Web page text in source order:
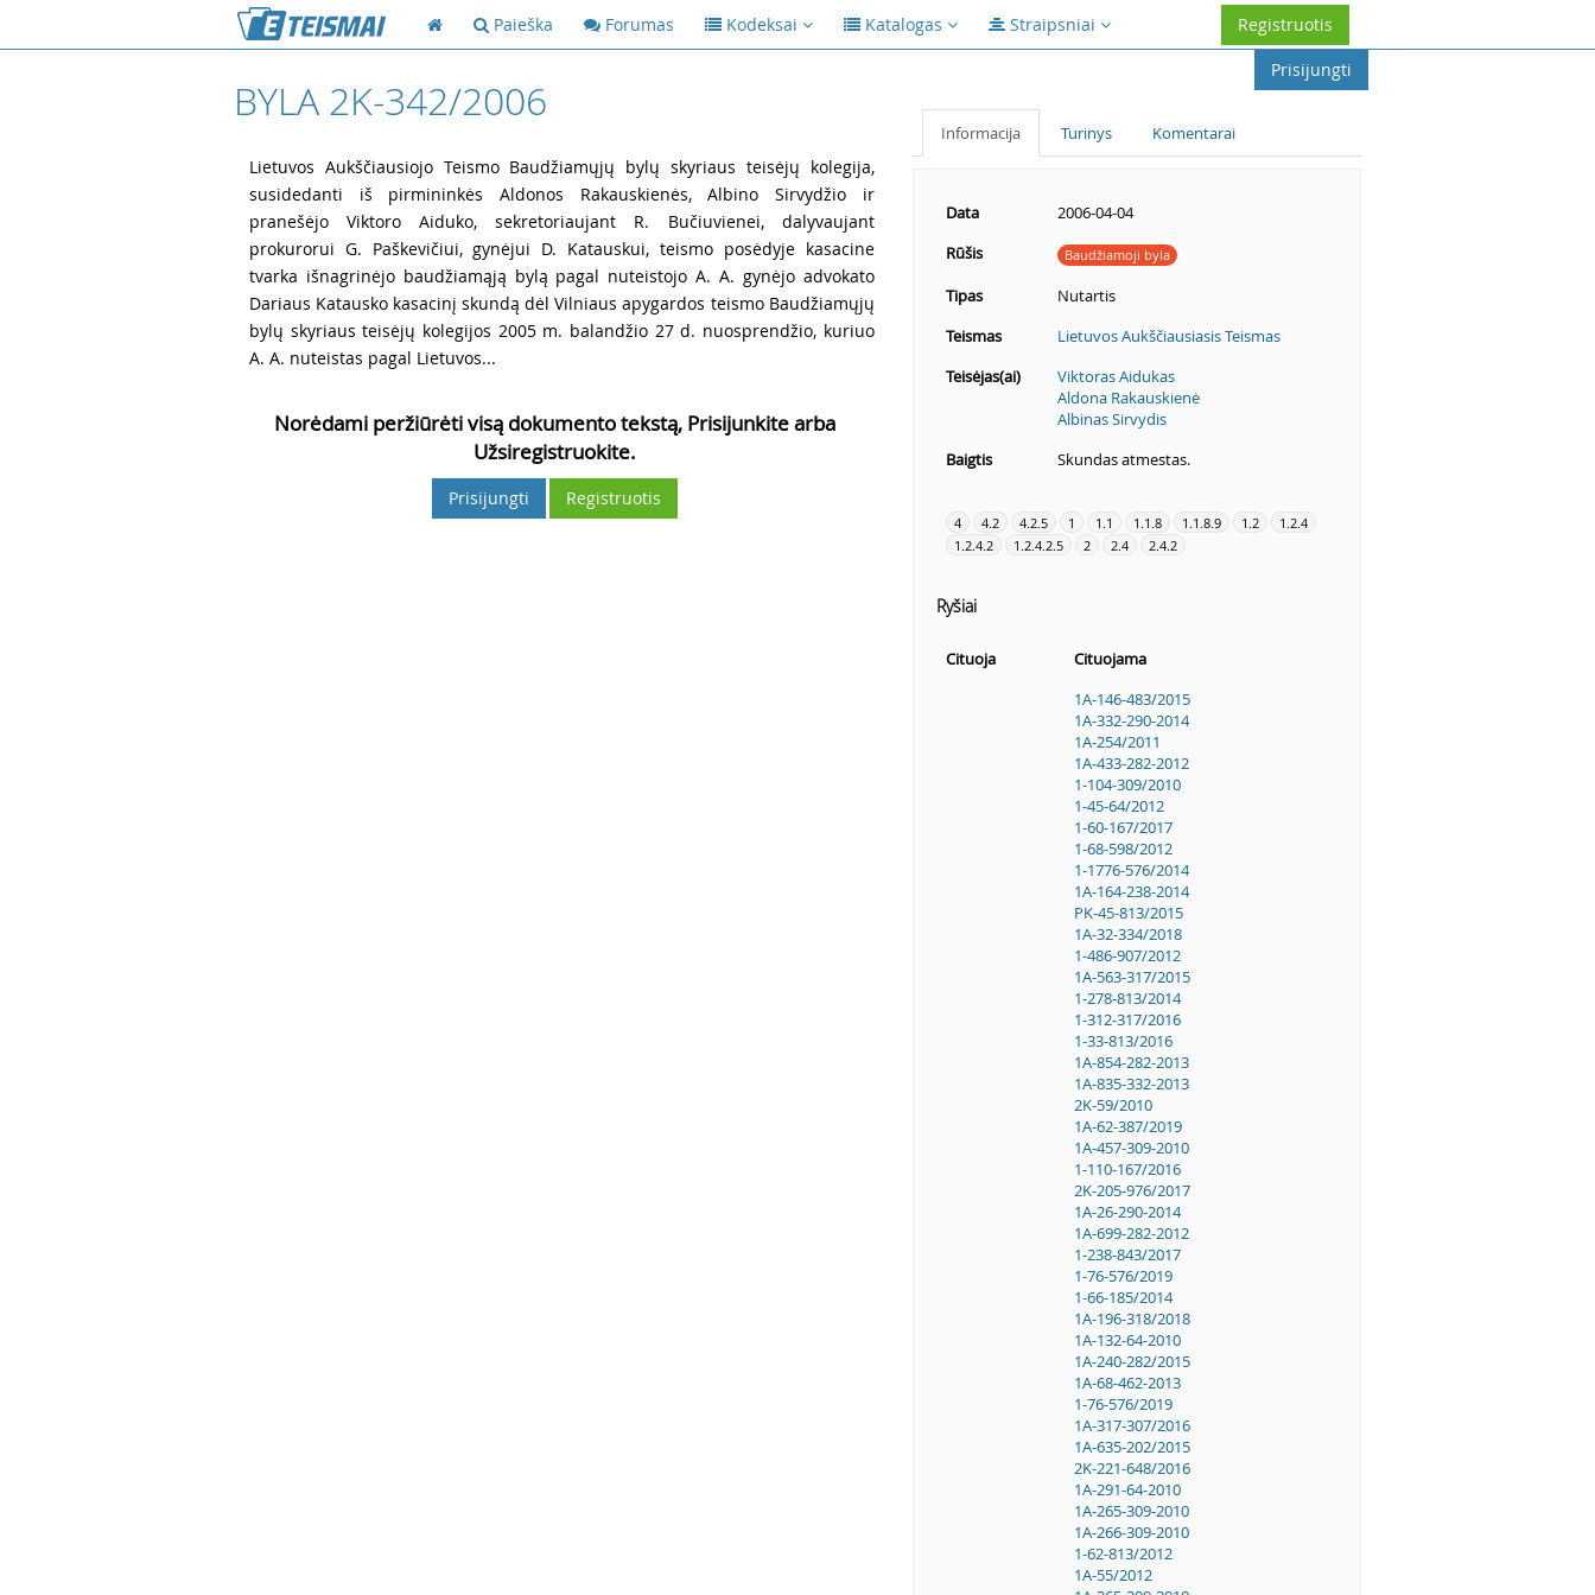
Paieška Forumas Kodeksai Katalogas Straipsniai
Registruotis
Prisijungti
BYLA 2K-342/2006
Lietuvos Aukščiausiojo Teismo Baudžiamųjų bylų skyriaus teisėjų kolegija,
susidedanti iš pirmininkės Aldonos Rakauskienės, Albino Sirvydžio ir
pranešėjo Viktoro Aiduko, sekretoriaujant R. Bučiuvienei, dalyvaujant
prokurorui G. Paškevičiui, gynėjui D. Katauskui, teismo posėdyje kasacine
tvarka išnagrinėjo baudžiamąją bylą pagal nuteistojo A. A. gynėjo advokato
Dariaus Katausko kasacinį skundą dėl Vilniaus apygardos teismo Baudžiamųjų
bylų skyriaus teisėjų kolegijos 2005 m. balandžio 27 d. nuosprendžio, kuriuo
A. A. nuteistas pagal Lietuvos...
Norėdami peržiūrėti visą dokumento tekstą, Prisijunkite arba
Užsiregistruokite.
Prisijungti Registruotis
Informacija Turinys Komentarai
Data
2006-04-04
Rūšis
Baudžiamoji byla
Tipas
Nutartis
Teismas
Lietuvos Aukščiausiasis Teismas
Teisėjas(ai)
Viktoras Aidukas
Aldona Rakauskienė
Albinas Sirvydis
Baigtis
Skundas atmestas.
4 4.2 4.2.5 1 1.1 1.1.8 1.1.8.9 1.2
1.2.4
1.2.4.2
1.2.4.2.5 2 2.4 2.4.2
Ryšiai
Cituoja
Cituojama
1A-146-483/2015
1A-332-290-2014
1A-254/2011
1A-433-282-2012
1-104-309/2010
1-45-64/2012
1-60-167/2017
1-68-598/2012
1-1776-576/2014
1A-164-238-2014
PK-45-813/2015
1A-32-334/2018
1-486-907/2012
1A-563-317/2015
1-278-813/2014
1-312-317/2016
1-33-813/2016
1A-854-282-2013
1A-835-332-2013
2K-59/2010
1A-62-387/2019
1A-457-309-2010
1-110-167/2016
2K-205-976/2017
1A-26-290-2014
1A-699-282-2012
1-238-843/2017
1-76-576/2019
1-66-185/2014
1A-196-318/2018
1A-132-64-2010
1A-240-282/2015
1A-68-462-2013
1-76-576/2019
1A-317-307/2016
1A-635-202/2015
2K-221-648/2016
1A-291-64-2010
1A-265-309-2010
1A-266-309-2010
1-62-813/2012
1A-55/2012